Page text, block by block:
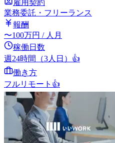
雇用契約
業務委託・フリーランス
報酬
〜100万円 / 人月
稼働日数
週24時間（3人日） 👍
働き方
フルリモート 👍